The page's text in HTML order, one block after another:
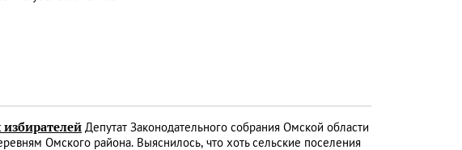
Депутат Законодательного собрания Омской области
Омского района. Выяснилось, что хоть сельские поселения